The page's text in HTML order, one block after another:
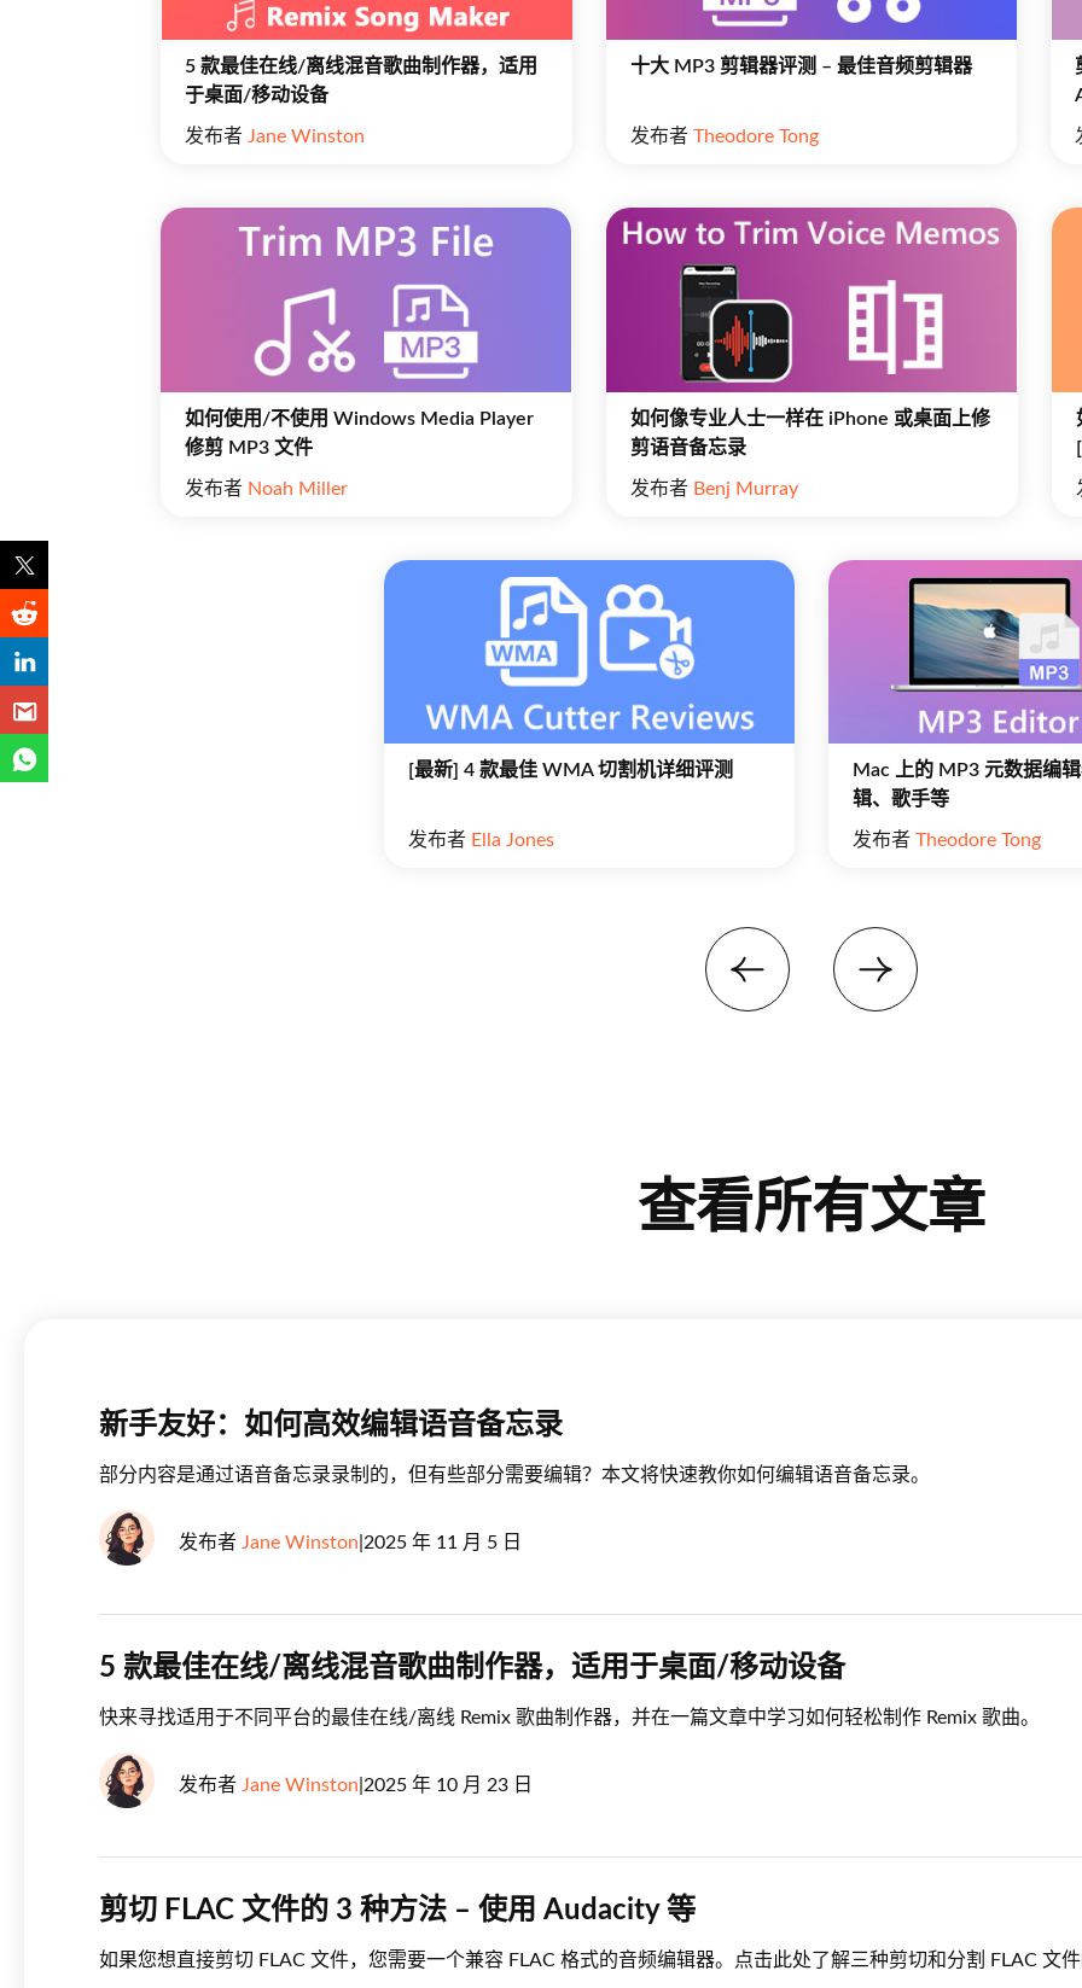
5 款最佳在线/离线混音歌曲制作器，适用
于桌面/移动设备
发布者 Jane Winston
十大 MP3 剪辑器评测 – 最佳音频剪辑器
发布者 Theodore Tong
如何使用/不使用 Windows Media Player
修剪 MP3 文件
发布者 Noah Miller
如何像专业人士一样在 iPhone 或桌面上修
剪语音备忘录
发布者 Benj Murray
[最新] 4 款最佳 WMA 切割机详细评测
发布者 Ella Jones
Mac 上的 MP3 元数据编
辑、歌手等
发布者 Theodore Tong
查看所有文章
新手友好：如何高效编辑语音备忘录
部分内容是通过语音备忘录录制的，但有些部分需要编辑？本文将快速教你如何编辑语音备忘录。
发布者 Jane Winston 2025 年 11 月 5 日
5 款最佳在线/离线混音歌曲制作器，适用于桌面/移动设备
快来寻找适用于不同平台的最佳在线/离线 Remix 歌曲制作器，并在一篇文章中学习如何轻松制作 Remix 歌曲。
发布者 Jane Winston 2025 年 10 月 23 日
剪切 FLAC 文件的 3 种方法 – 使用 Audacity 等
如果您想直接剪切 FLAC 文件，您需要一个兼容 FLAC 格式的音频编辑器。点击此处了解三种剪切和分割 FLAC 文件